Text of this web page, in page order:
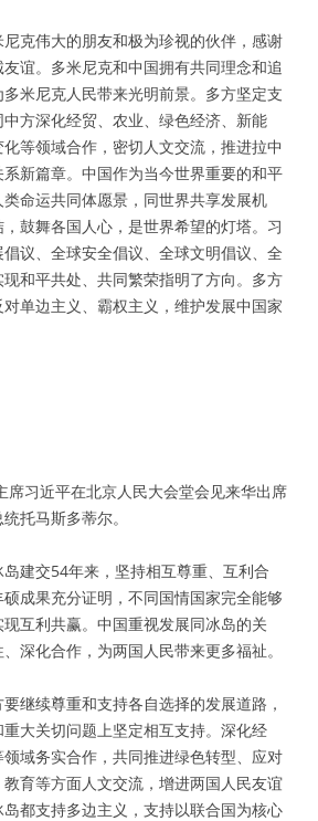
克伟大的朋友和极为珍视的伙伴，感谢
谊。多米尼克和中国拥有共同理念和追
米尼克人民带来光明前景。多方坚定支
方深化经贸、农业、绿色经济、新能
等领域合作，密切人文交流，推进拉中
新篇章。中国作为当今世界重要的和平
命运共同体愿景，同世界共享发展机
鼓舞各国人心，是世界希望的灯塔。习
议、全球安全倡议、全球文明倡议、全
和平共处、共同繁荣指明了方向。多方
单边主义、霸权主义，维护发展中国家
席习近平在北京人民大会堂会见来华出席
托马斯多蒂尔。
建交54年来，坚持相互尊重、互利合
成果充分证明，不同国情国家完全能够
互利共赢。中国重视发展同冰岛的关
深化合作，为两国人民带来更多福祉。
继续尊重和支持各自选择的发展道路，
大关切问题上坚定相互支持。深化经
域务实合作，共同推进绿色转型、应对
育等方面人文交流，增进两国人民友谊
都支持多边主义，支持以联合国为核心